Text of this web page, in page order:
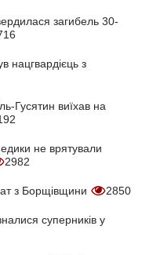
загибель 30-
нацгвардієць з
Гусятин виїхав на
не врятували
2982
з Борщівщини 2850
суперників у